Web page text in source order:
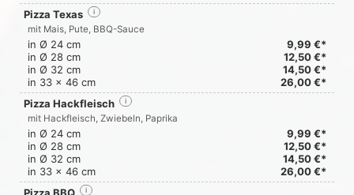
Pizza Texas
i
mit Mais, Pute, BBQ-Sauce
in Ø 24 cm
9,99 €*
in Ø 28 cm
12,50 €*
in Ø 32 cm
14,50 €*
in 33 x 46 cm
26,00 €*
Pizza Hackfleisch
i
mit Hackfleisch, Zwiebeln, Paprika
in Ø 24 cm
9,99 €*
in Ø 28 cm
12,50 €*
in Ø 32 cm
14,50 €*
in 33 x 46 cm
26,00 €*
i